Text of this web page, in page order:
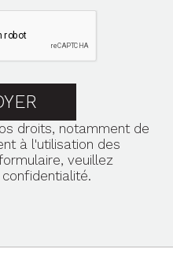
droits, notamment de
à l'utilisation des
veuillez